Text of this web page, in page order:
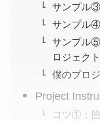
サンプル③
サンプル④
サンプル
ロジェクト
僕のプロ
Project
コツ①：